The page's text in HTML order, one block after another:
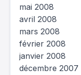
mai 2008
avril 2008
mars 2008
février 2008
janvier 2008
décembre 2007